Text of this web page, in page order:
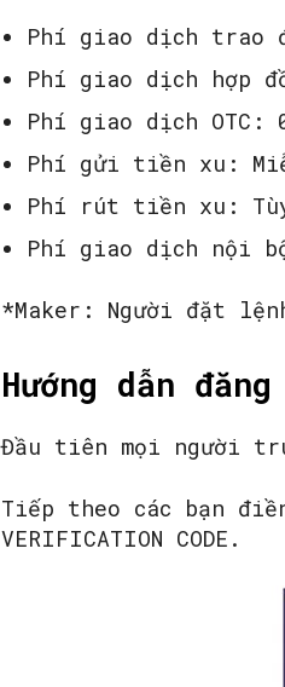
Phí giao dịch trao
Phí giao dịch hợp
Phí giao dịch OTC:
Phí gửi tiền xu:
Phí rút tiền xu:
Phí giao dịch nội
*Maker: Người đặt
Hướng dẫn
Đầu tiên mọi người
Tiếp theo các bạn
VERIFICATION CODE.